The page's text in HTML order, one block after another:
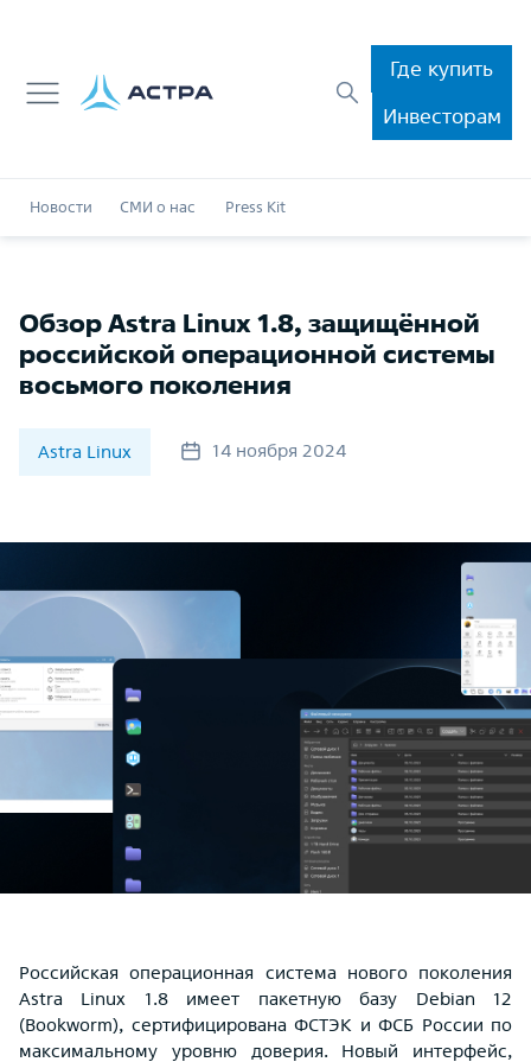
Где купить
Инвесторам
Новости СМИ о нас Press Kit
Обзор Astra Linux 1.8, защищённой
российской операционной системы
восьмого поколения
Astra Linux 14 ноября 2024
Российская операционная система нового поколения
Astra Linux 1.8 имеет пакетную базу Debian 12
(Bookworm), сертифицирована ФСТЭК и ФСБ России по
максимальному уровню доверия. Новый интерфейс,